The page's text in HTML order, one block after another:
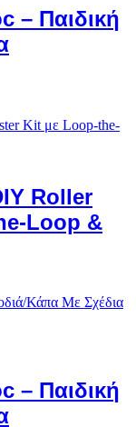
– Παιδική
Roller
Loop &
– Παιδική